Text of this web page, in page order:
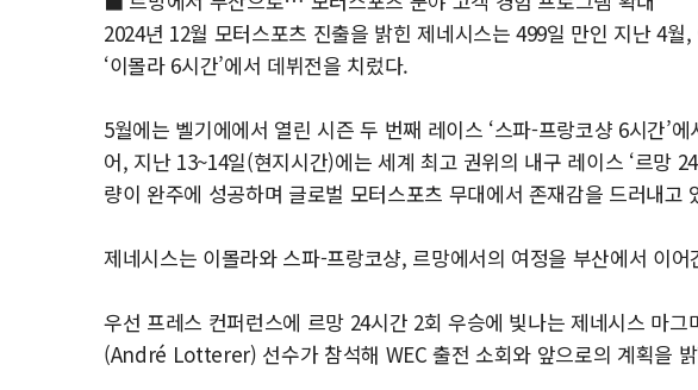
2024년 12월 모터스포츠 진출을 밝힌 제네시스는 499일 만인 지난 4월
‘이몰라 6시간’에서 데뷔전을 치렀다.
5월에는 벨기에에서 열린 시즌 두 번째 레이스 ‘스파-프랑코샹 6시간’
어, 지난 13~14일(현지시간)에는 세계 최고 권위의 내구 레이스 ‘르망
량이 완주에 성공하며 글로벌 모터스포츠 무대에서 존재감을 드러내고
제네시스는 이몰라와 스파-프랑코샹, 르망에서의 여정을 부산에서 이어
우선 프레스 컨퍼런스에 르망 24시간 2회 우승에 빛나는 제네시스 마
(André Lotterer) 선수가 참석해 WEC 출전 소회와 앞으로의 계획을